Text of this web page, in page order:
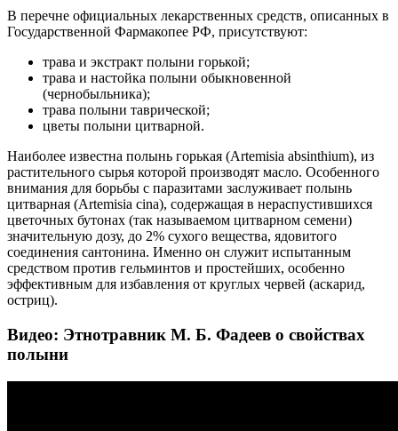
В перечне официальных лекарственных средств, описанных в
Государственной Фармакопее РФ, присутствуют:
трава и экстракт полыни горькой;
трава и настойка полыни обыкновенной
(чернобыльника);
трава полыни таврической;
цветы полыни цитварной.
Наиболее известна полынь горькая (Artemisia absinthium), из
растительного сырья которой производят масло. Особенного
внимания для борьбы с паразитами заслуживает полынь
цитварная (Artemisia cina), содержащая в нераспустившихся
цветочных бутонах (так называемом цитварном семени)
значительную дозу, до 2% сухого вещества, ядовитого
соединения сантонина. Именно он служит испытанным
средством против гельминтов и простейших, особенно
эффективным для избавления от круглых червей (аскарид,
остриц).
Видео: Этнотравник М. Б. Фадеев о свойствах
полыни